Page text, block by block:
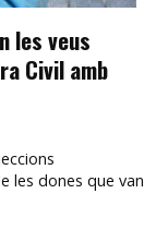
les veus
Civil amb
les dones que van